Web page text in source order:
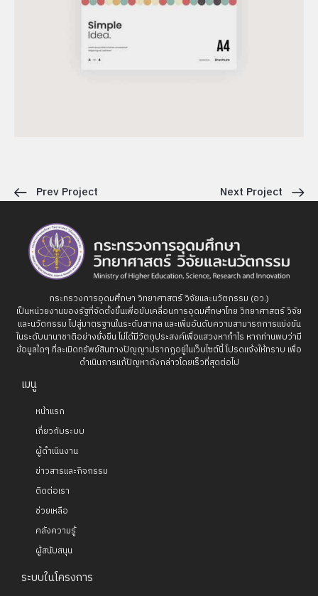
Prev Project Next Project
กระทรวงการอุดมศึกษา วิทยาศาสตร์ วิจัยและนวัตกรรม (อว.)
เป็นหน่วยงานของรัฐที่จัดตั้งขึ้นเพื่อขับเคลื่อนการอุดมศึกษาไทย วิทยาศาสตร์ วิจัย
และนวัตกรรม ไปสู่มาตรฐานในระดับสากล และเพิ่มอันดับความสามารถการแข่งขัน
ในระดับนานาชาติอย่างยั่งยืน ไม่ได้มีวัตถุประสงค์เพื่อแสวงหากำไร หากท่านพบว่ามี
ข้อมูลใดๆ ที่ละเมิดทรัพย์สินทางปัญญาปรากฏอยู่ในเว็บไซต์นี้ โปรดแจ้งให้ทราบ เพื่อ
ดำเนินการแก้ปัญหาดังกล่าวโดยเร็วที่สุดต่อไป
เมนู
หน้าแรก
เกี่ยวกับระบบ
ผู้ดำเนินงาน
ข่าวสารและกิจกรรม
ติดต่อเรา
ช่วยเหลือ
คลังความรู้
ผู้สนับสนุน
ระบบในโครงการ